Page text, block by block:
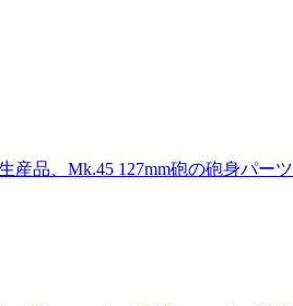
産品、Mk.45 127mm砲の砲身パー